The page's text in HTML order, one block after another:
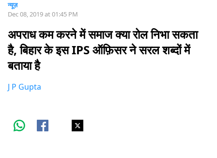
न्यूज़
Dec 08, 2019 at 01:45 PM
अपराध कम करने में समाज क्या रोल निभा सकता
है, बिहार के इस IPS ऑफ़िसर ने सरल शब्दों में
बताया है
J P Gupta